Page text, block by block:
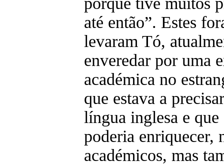
até então”. Estes
levaram Tó,
enveredar por uma
académica no
que estava a
língua inglesa e
poderia enriquecer,
académicos, mas